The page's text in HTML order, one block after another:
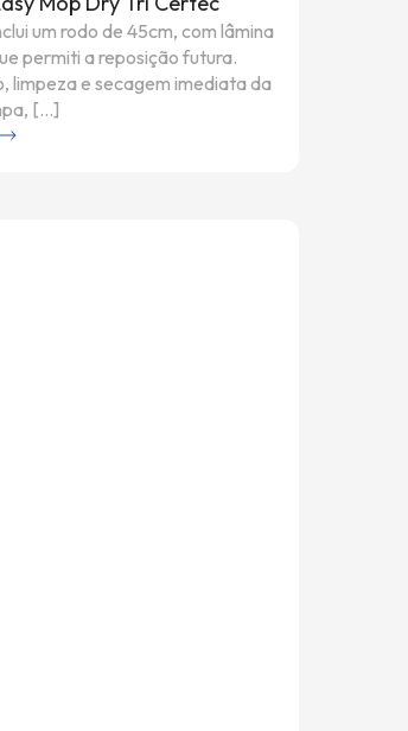
um rodo de 45cm, com lâmina
permiti a reposição futura.
limpeza e secagem imediata da
[…]